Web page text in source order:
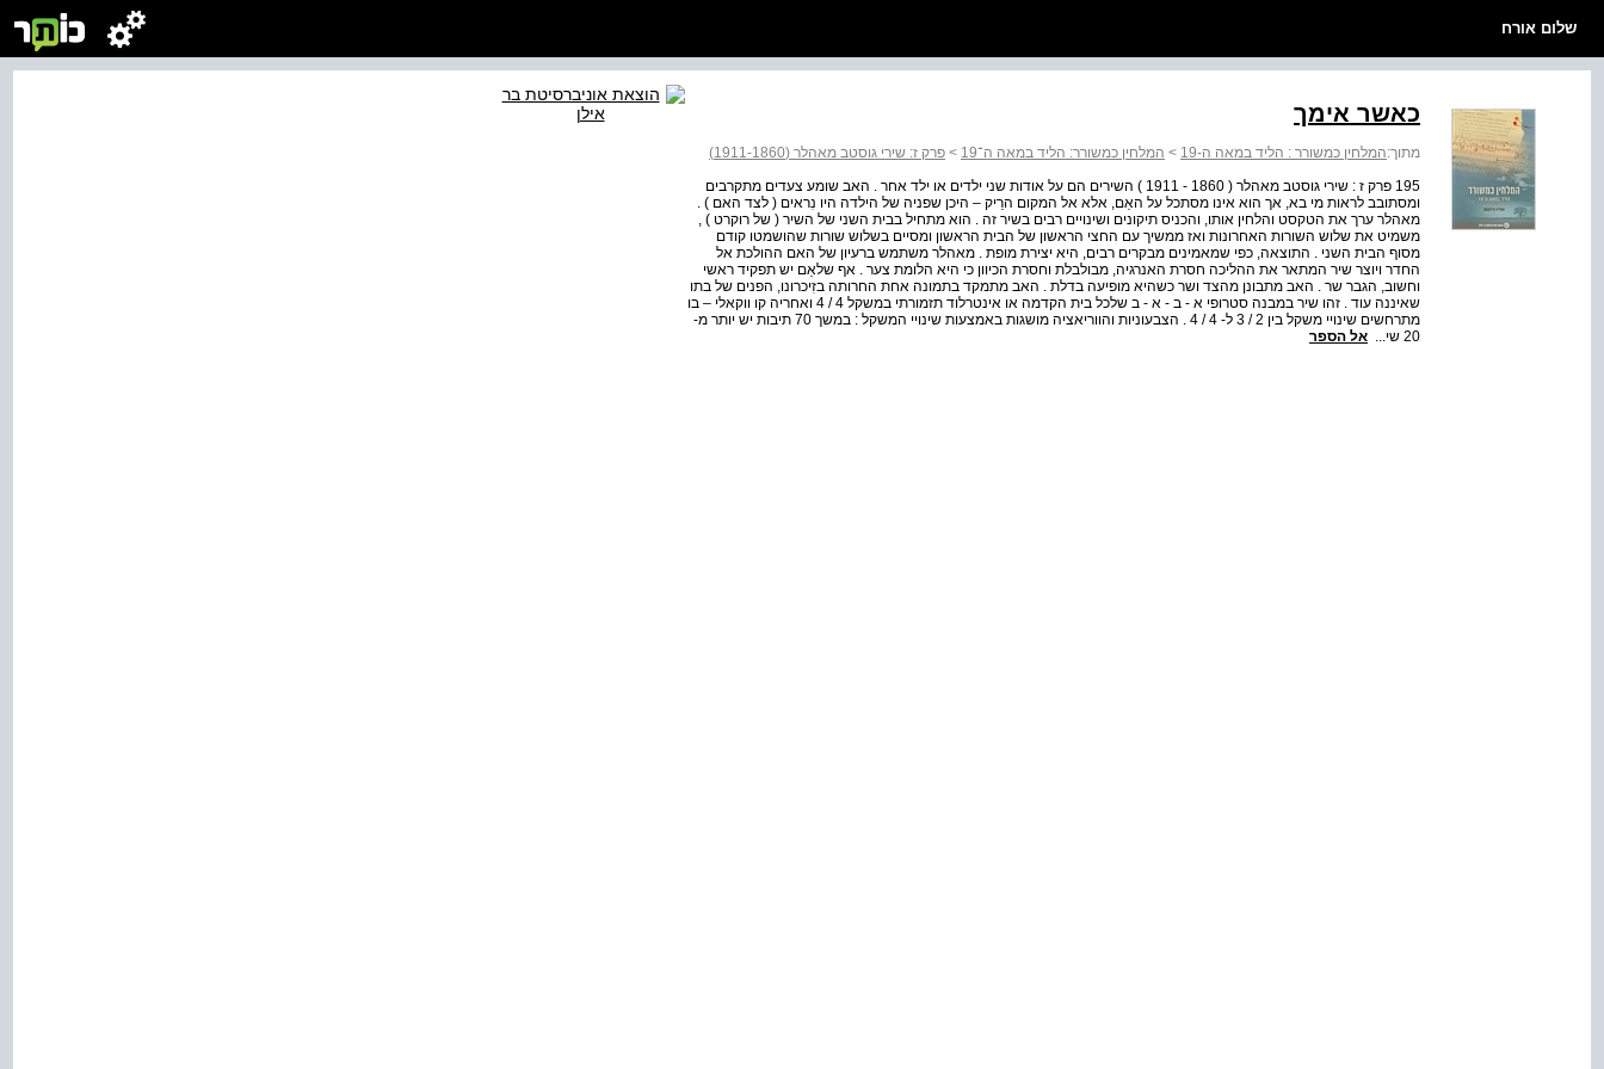
שלום אורח
כאשר אימך
מתוך:המלחין כמשורר : הליד במאה ה-19 > המלחין כמשורר: הליד במאה ה־19 > פרק ז: שירי גוסטב מאהלר (1911-1860)
195 פרק ז : שירי גוסטב מאהלר ( 1860 - 1911 ) השירים הם על אודות שני ילדים או ילד אחר . האב שומע צעדים מתקרבים
ומסתובב לראות מי בא, אך הוא אינו מסתכל על האֵם, אלא אל המקום הרֵיק – היכן שפניה של הילדה היו נִראים ( לצד האם ) .
מאהלר ערך את הטקסט והלחין אותו, והכניס תיקונים ושינויים רבים בשיר זה . הוא מתחיל בבית השני של השיר ( של רוקרט ) ,
משמיט את שלוש השורות האחרונות ואז ממשיך עם החצי הראשון של הבית הראשון ומסיים בשלוש שורות שהושמטו קודם
מסוף הבית השני . התוצאה, כפי שמאמינים מבקרים רבים, היא יצירת מופת . מאהלר משתמש ברעיון של האם ההולכת אל
החדר ויוצר שיר המתאר את ההליכה חסרת האנרגיה, מבולבלת וחסרת הכיוון כי היא הלומת צער . אף שלאֵם יש תפקיד ראשי
וחשוב, הגבר שר . האב מתבונן מהצד ושר כשהיא מופיעה בדלת . האב מתמקד בתמונה אחת החרותה בזִיכרונו, הפנים של בתו
שאיננה עוד . זהו שיר במבנה סטרופי א - ב - א - ב שלכל בית הקדמה או אינטרלוד תזמורתי במשקל 4 / 4 ואחריה קו ווקאלי – בו
מתרחשים שינויי משקל בין 2 / 3 ל- 4 / 4 . הצבעוניות והווריאציה מושגות באמצעות שינויי המשקל : במשך 70 תיבות יש יותר מ-
20 שי...
אל הספר